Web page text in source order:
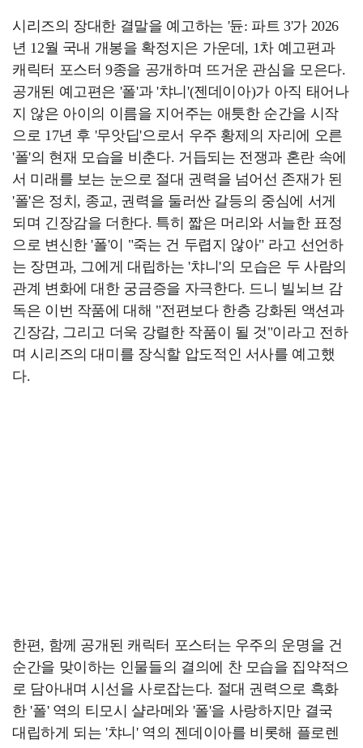
시리즈의 장대한 결말을 예고하는 '듄: 파트 3'가 2026
년 12월 국내 개봉을 확정지은 가운데, 1차 예고편과
캐릭터 포스터 9종을 공개하며 뜨거운 관심을 모은다.
공개된 예고편은 '폴'과 '챠니'(젠데이아)가 아직 태어나
지 않은 아이의 이름을 지어주는 애틋한 순간을 시작
으로 17년 후 '무앗딥'으로서 우주 황제의 자리에 오른
'폴'의 현재 모습을 비춘다. 거듭되는 전쟁과 혼란 속에
서 미래를 보는 눈으로 절대 권력을 넘어선 존재가 된
'폴'은 정치, 종교, 권력을 둘러싼 갈등의 중심에 서게
되며 긴장감을 더한다. 특히 짧은 머리와 서늘한 표정
으로 변신한 '폴'이 "죽는 건 두렵지 않아" 라고 선언하
는 장면과, 그에게 대립하는 '챠니'의 모습은 두 사람의
관계 변화에 대한 궁금증을 자극한다. 드니 빌뇌브 감
독은 이번 작품에 대해 "전편보다 한층 강화된 액션과
긴장감, 그리고 더욱 강렬한 작품이 될 것"이라고 전하
며 시리즈의 대미를 장식할 압도적인 서사를 예고했
다.
한편, 함께 공개된 캐릭터 포스터는 우주의 운명을 건
순간을 맞이하는 인물들의 결의에 찬 모습을 집약적으
로 담아내며 시선을 사로잡는다. 절대 권력으로 흑화
한 '폴' 역의 티모시 샬라메와 '폴'을 사랑하지만 결국
대립하게 되는 '챠니' 역의 젠데이아를 비롯해 플로렌